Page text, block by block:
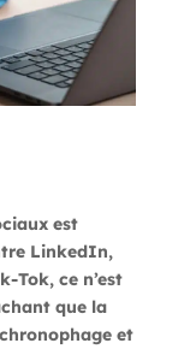
est
LinkedIn,
-Tok, ce n’est
que la
chronophage et